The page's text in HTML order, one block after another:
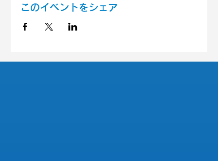
このイベントをシェア